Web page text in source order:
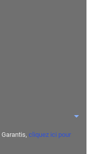
cliquez ici pour